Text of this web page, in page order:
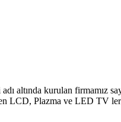
kurulan firmamız
LCD, Plazma ve LED TV